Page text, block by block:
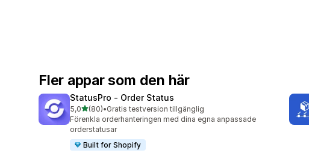
Fler appar som den här
StatusPro ‑ Order Status
5,0av 5 stjärnor
(80)
80 recensioner totalt
•Gratis testversion tillgänglig
Förenkla orderhanteringen med dina egna anpassade
orderstatusar
Built for Shopify